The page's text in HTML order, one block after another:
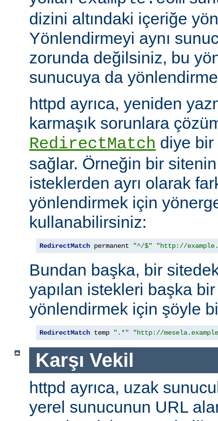
dizini altındaki içeriğe
Yönlendirmeyi aynı
zorunda değilsiniz, bu
sunucuya da
httpd ayrıca, yeniden
karmaşık sorunlara
RedirectMatch diye
sağlar. Örneğin bir
isteklerden ayrı olarak
yönlendirmek için
kullanabilirsiniz:
RedirectMatch permanent "^/$" "http://
Bundan başka, bir
yapılan istekleri başka
yönlendirmek için şöyle
RedirectMatch temp ".*" "http://
Karşı Vekil
httpd ayrıca, uzak
yerel sunucunun URL